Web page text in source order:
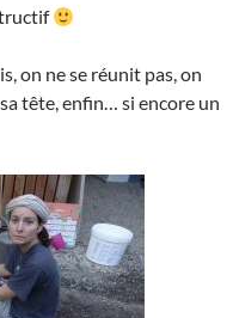
on ne se réunit pas, on
tête, enfin… si encore un